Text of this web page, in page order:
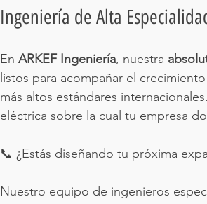
Ingeniería de Alta
En ARKEF Ingeniería, nuestra
listos para acompañar el
más altos estándares
eléctrica sobre la cual tu empresa
📞 ¿Estás diseñando tu próxima
Nuestro equipo de ingenieros